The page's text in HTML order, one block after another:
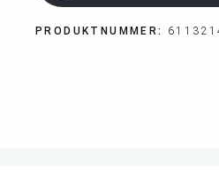
PRODUKTNUMMER: